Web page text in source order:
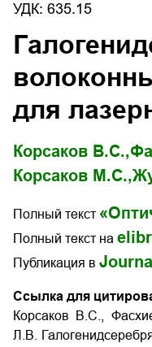
УДК: 635.15
для
Корсаков В.С.,
Корсаков М.С.,
Полный текст
Полный текст на
Публикация в
Ссылка для
Корсаков В.С.,
Л.В.